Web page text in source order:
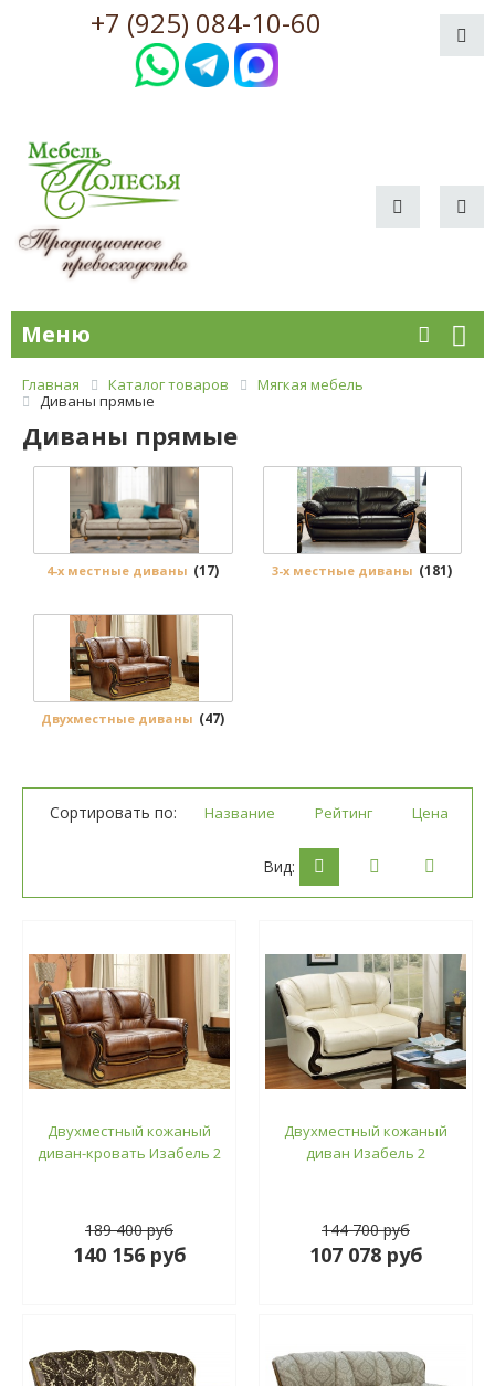
+7 (925) 084-10-60
Меню
Главная Каталог товаров
Мягкая мебель
Диваны прямые
Диваны прямые
4-х местные диваны (17) 3-х местные диваны (181)
Двухместные диваны (47)
Сортировать по: Название Рейтинг Цена
Вид:
Двухместный кожаный
диван-кровать Изабель 2
189 400 руб
140 156 руб
Двухместный кожаный
диван Изабель 2
144 700 руб
107 078 руб